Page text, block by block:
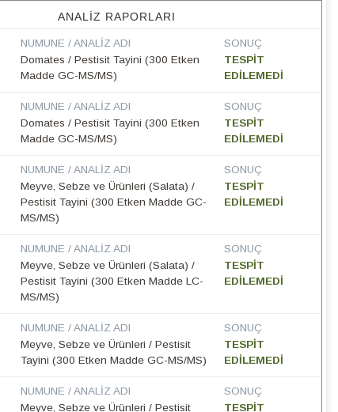
ANALIZ RAPORLARI
NUMUNE / ANALIZ ADI
Domates / Pestisit Tayini (300 Etken
Madde GC-MS/MS)
SONUÇ
TESPİT
EDİLEMEDİ
NUMUNE / ANALIZ ADI
Domates / Pestisit Tayini (300 Etken
Madde GC-MS/MS)
SONUÇ
TESPİT
EDİLEMEDİ
NUMUNE / ANALIZ ADI
Meyve, Sebze ve Ürünleri (Salata) /
Pestisit Tayini (300 Etken Madde GC-
MS/MS)
SONUÇ
TESPİT
EDİLEMEDİ
NUMUNE / ANALIZ ADI
Meyve, Sebze ve Ürünleri (Salata) /
Pestisit Tayini (300 Etken Madde LC-
MS/MS)
SONUÇ
TESPİT
EDİLEMEDİ
NUMUNE / ANALIZ ADI
Meyve, Sebze ve Ürünleri / Pestisit
Tayini (300 Etken Madde GC-MS/MS)
SONUÇ
TESPİT
EDİLEMEDİ
NUMUNE / ANALIZ ADI
Meyve, Sebze ve Ürünleri / Pestisit
SONUÇ
TESPİT